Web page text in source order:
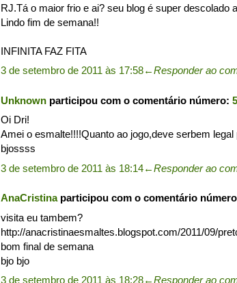
RJ.Tá o maior frio e ai? seu blog é super descolado
Lindo fim de semana!!
INFINITA FAZ FITA
3 de setembro de 2011 às 17:58←Responder ao
Unknown participou com o comentário número: 5
Oi Dri!
Amei o esmalte!!!!Quanto ao jogo,deve serbem
bjossss
3 de setembro de 2011 às 18:14←Responder ao
AnaCristinaparticipou com o comentário
visita eu tambem?
http://anacristinaesmaltes.blogspot.com/2011/09/
bom final de semana
bjo bjo
3 de setembro de 2011 às 18:28←Responder ao